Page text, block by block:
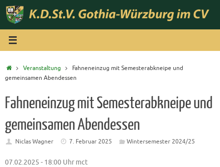
Zum
Inhalt
springen
StartVeranstaltung
Fahneneinzug mit Semesterabkneipe und
gemeinsamen Abendessen
Fahneneinzug mit Semesterabkneipe und
gemeinsamen Abendessen
Niclas Wagner 7. Februar 2025 Wintersemester 2024/25
07.02.2025 - 18:00 Uhr mct